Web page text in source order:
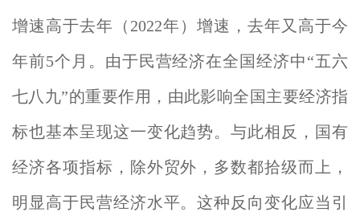
增速高于去年（2022年）增速，去年又高于今
年前5个月。由于民营经济在全国经济中“五六
七八九”的重要作用，由此影响全国主要经济指
标也基本呈现这一变化趋势。与此相反，国有
经济各项指标，除外贸外，多数都拾级而上，
明显高于民营经济水平。这种反向变化应当引